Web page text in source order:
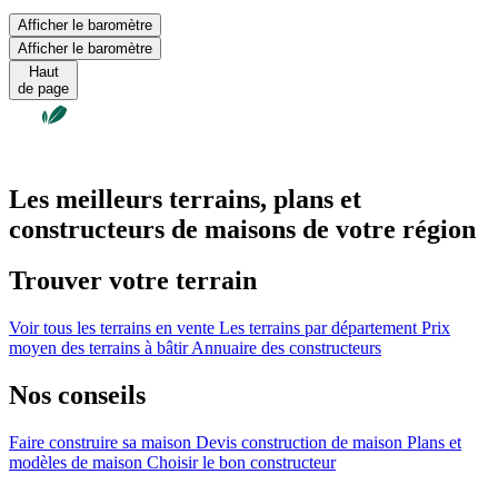
Afficher le baromètre
Afficher le baromètre
Haut
de page
Les meilleurs terrains, plans et
constructeurs de maisons de votre région
Trouver votre terrain
Voir tous les terrains en vente Les terrains par département Prix
moyen des terrains à bâtirAnnuaire des constructeurs
Nos conseils
Faire construire sa maison Devis construction de maison Plans et
modèles de maison Choisir le bon constructeur